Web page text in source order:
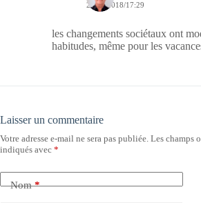
23/06/2018/17:29
les changements sociétaux ont
habitudes, même pour les
Laisser un commentaire
Votre adresse e-mail ne sera pas publiée. Les champs
indiqués avec *
Nom*